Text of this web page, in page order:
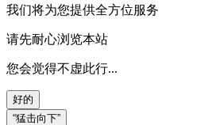
我们将为您提供全方位服务
请先耐心浏览本站
您会觉得不虚此行...
好的
“猛击向下”